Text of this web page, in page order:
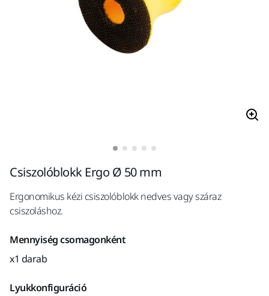
Csiszolóblokk Ergo Ø 50 mm
Ergonomikus kézi csiszolóblokk nedves vagy száraz
csiszoláshoz.
Mennyiség csomagonként
x1 darab
Lyukkonfiguráció